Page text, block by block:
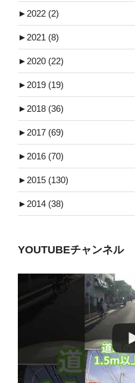
► 2022 (2)
► 2021 (8)
► 2020 (22)
► 2019 (19)
► 2018 (36)
► 2017 (69)
► 2016 (70)
► 2015 (130)
► 2014 (38)
YOUTUBEチャンネル